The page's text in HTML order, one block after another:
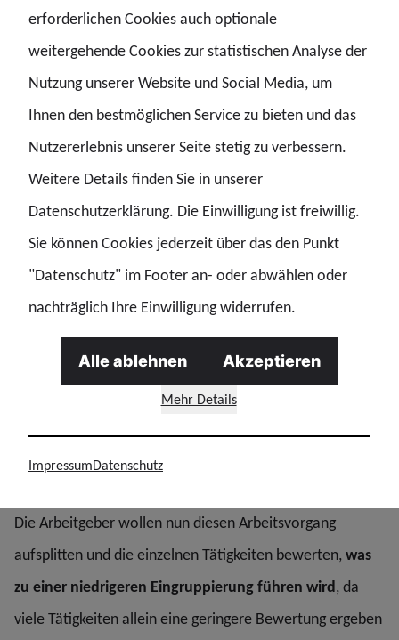
Eingang und Sichtung von Post, Anträgen oder
Vorgängen
Prüfung der Zuständigkeit
Anlegen neuer Akten bzw. Pflege bestehender Akten
Erfassen von Daten in Fachverfahren
Sachverhaltsprüfung und Informationsrecherche
Schriftverkehr mit Bürgern, Behörden oder anderen
Stellen
Fristenkontrolle und Terminüberwachung
Vermerke und Stellungnahmen fertigen
Ablage, Archivierung und Aktenabschluss
Die Arbeitgeber wollen nun diesen Arbeitsvorgang
aufsplitten und die einzelnen Tätigkeiten bewerten,was
zu einer niedrigeren Eingruppierung führen wird, da
viele Tätigkeiten allein eine geringere Bewertung ergeben
erforderlichen Cookies auch optionale
weitergehende Cookies zur statistischen Analyse der
Nutzung unserer Website und Social Media, um
Ihnen den bestmöglichen Service zu bieten und das
Nutzererlebnis unserer Seite stetig zu verbessern.
Weitere Details finden Sie in unserer
Datenschutzerklärung. Die Einwilligung ist freiwillig.
Sie können Cookies jederzeit über das den Punkt
"Datenschutz" im Footer an- oder abwählen oder
nachträglich Ihre Einwilligung widerrufen.
Mehr Details
Alle ablehnen Akzeptieren
ImpressumDatenschutz